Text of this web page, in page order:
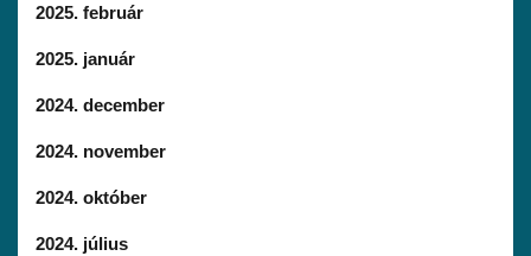
2025. február
2025. január
2024. december
2024. november
2024. október
2024. július